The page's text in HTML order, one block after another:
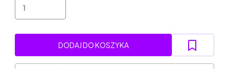
DODAJ DO KOSZYKA